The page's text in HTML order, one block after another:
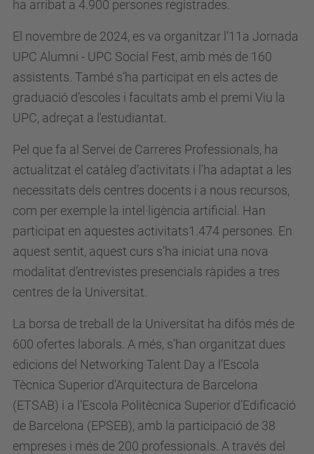
ha arribat a 4.900 persones registrades.
El novembre de 2024, es va organitzar l’11a Jornada
UPC Alumni - UPC Social Fest, amb més de 160
assistents. També s’ha participat en els actes de
graduació d’escoles i facultats amb el premi Viu la
UPC, adreçat a l'estudiantat.
Pel que fa al Servei de Carreres Professionals, ha
actualitzat el catàleg d’activitats i l’ha adaptat a les
necessitats dels centres docents i a nous recursos,
com per exemple la intel·ligència artificial. Han
participat en aquestes activitats1.474 persones. En
aquest sentit, aquest curs s’ha iniciat una nova
modalitat d’entrevistes presencials ràpides a tres
centres de la Universitat.
La borsa de treball de la Universitat ha difós més de
600 ofertes laborals. A més, s’han organitzat dues
edicions del Networking Talent Day a l’Escola
Tècnica Superior d’Arquitectura de Barcelona
(ETSAB) i a l’Escola Politècnica Superior d’Edificació
de Barcelona (EPSEB), amb la participació de 38
empreses i més de 200 professionals. A través del